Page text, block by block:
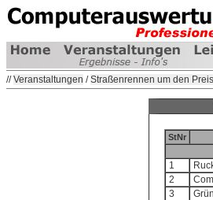
//Veranstaltungen /Straßenrennen um den
StNr
1
2
3